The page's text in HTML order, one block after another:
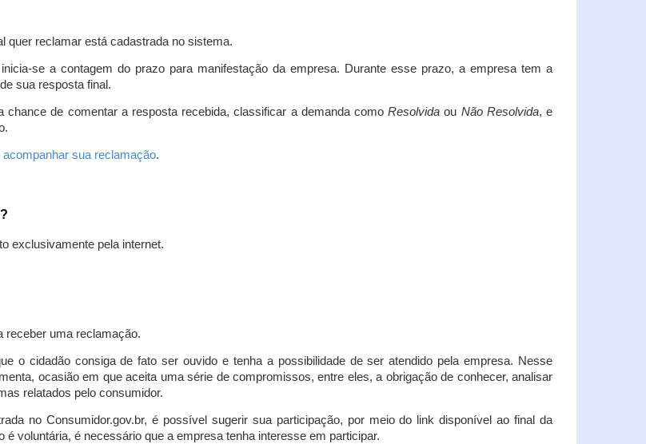
quer reclamar está cadastrada no sistema.
se a contagem do prazo para manifestação da empresa. Durante esse prazo, a empresa tem a
sua resposta final.
de comentar a resposta recebida, classificar a demanda comoResolvida ou Não Resolvida, e
acompanhar sua reclamação.
exclusivamente pela internet.
receber uma reclamação.
o cidadão consiga de fato ser ouvido e tenha a possibilidade de ser atendido pela empresa. Nesse
ocasião em que aceita uma série de compromissos, entre eles, a obrigação de conhecer, analisar
relatados pelo consumidor.
no Consumidor.gov.br, é possível sugerir sua participação, por meio do link disponível ao final da
é voluntária, é necessário que a empresa tenha interesse em participar.